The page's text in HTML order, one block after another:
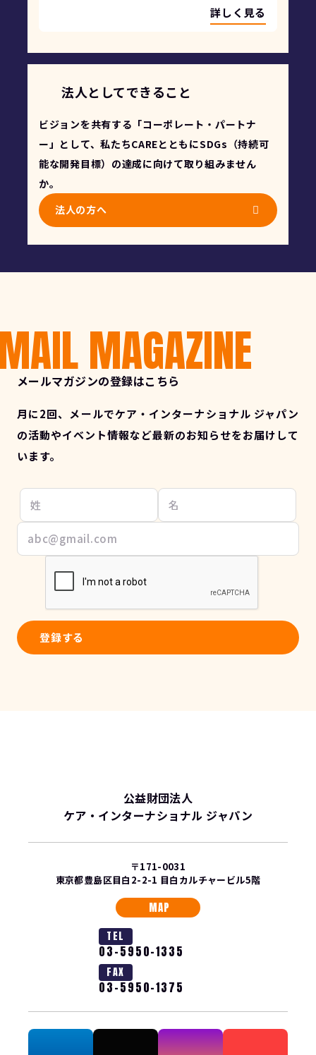
詳しく見る
法人としてできること
ビジョンを共有する「コーポレート・パートナ
ー」として、私たちCAREとともにSDGs（持続可
能な開発目標）の達成に向けて取り組みません
か。
法人の方へ
MAGAZINE
メールマガジンの登録はこちら
月に2回、メールでケア・インターナショナル ジャパン
の活動やイベント情報など最新のお知らせをお届けして
います。
登録する
公益財団法人
ケア・インターナショナル ジャパン
〒171-0031
東京都豊島区目白2-2-1 目白カルチャービル5階
MAP
TEL
03-5950-1335
FAX
03-5950-1375